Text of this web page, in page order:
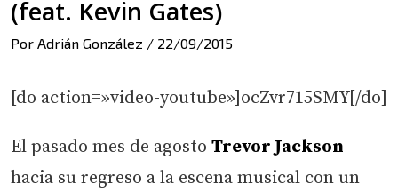
(feat. Kevin Gates)
Por Adrián González / 22/09/2015
[do action=»video-youtube»]ocZvr715SMY[/do]
El pasado mes de agosto Trevor Jackson
hacia su regreso a la escena musical con un